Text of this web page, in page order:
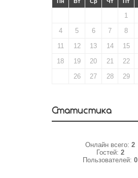
1
4
5 6 7 8
11
12 13 14 15
18
19 20 21 22
26 27 28 29
Статистика
Онлайн всего: 2
Гостей: 2
Пользователей: 0